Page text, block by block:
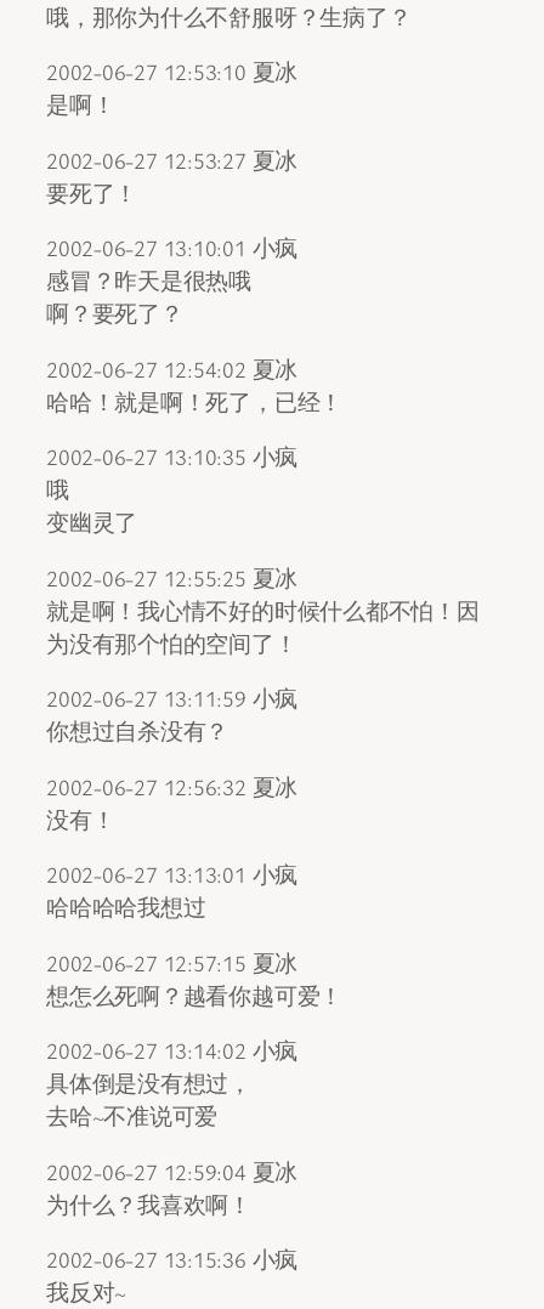
哦，那你为什么不舒服呀？生病了？
2002-06-27 12:53:10 夏冰
是啊！
2002-06-27 12:53:27 夏冰
要死了！
2002-06-27 13:10:01 小疯
感冒？昨天是很热哦
啊？要死了？
2002-06-27 12:54:02 夏冰
哈哈！就是啊！死了，已经！
2002-06-27 13:10:35 小疯
哦
变幽灵了
2002-06-27 12:55:25 夏冰
就是啊！我心情不好的时候什么都不怕！因
为没有那个怕的空间了！
2002-06-27 13:11:59 小疯
你想过自杀没有？
2002-06-27 12:56:32 夏冰
没有！
2002-06-27 13:13:01 小疯
哈哈哈哈我想过
2002-06-27 12:57:15 夏冰
想怎么死啊？越看你越可爱！
2002-06-27 13:14:02 小疯
具体倒是没有想过，
去哈~不准说可爱
2002-06-27 12:59:04 夏冰
为什么？我喜欢啊！
2002-06-27 13:15:36 小疯
我反对~